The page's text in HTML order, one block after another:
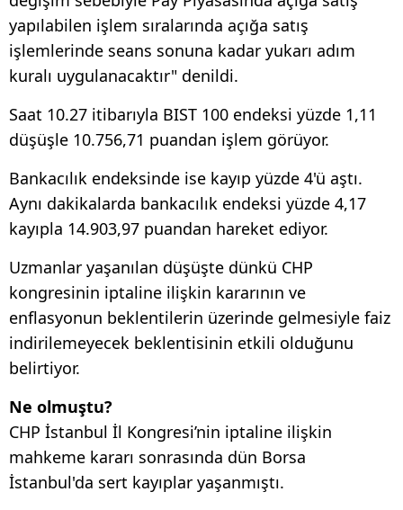
yapılabilen işlem sıralarında açığa satış
işlemlerinde seans sonuna kadar yukarı adım
kuralı uygulanacaktır" denildi.
Saat 10.27 itibarıyla BIST 100 endeksi yüzde 1,11
düşüşle 10.756,71 puandan işlem görüyor.
Bankacılık endeksinde ise kayıp yüzde 4'ü aştı.
Aynı dakikalarda bankacılık endeksi yüzde 4,17
kayıpla 14.903,97 puandan hareket ediyor.
Uzmanlar yaşanılan düşüşte dünkü CHP
kongresinin iptaline ilişkin kararının ve
enflasyonun beklentilerin üzerinde gelmesiyle faiz
indirilemeyecek beklentisinin etkili olduğunu
belirtiyor.
Ne olmuştu?
CHP İstanbul İl Kongresi’nin iptaline ilişkin
mahkeme kararı sonrasında dün Borsa
İstanbul'da sert kayıplar yaşanmıştı.